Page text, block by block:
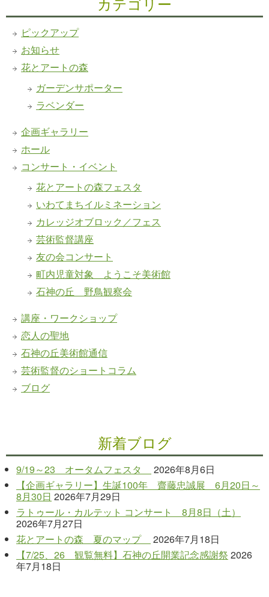
ピックアップ
お知らせ
花とアートの森
ガーデンサポーター
ラベンダー
企画ギャラリー
ホール
コンサート・イベント
花とアートの森フェスタ
いわてまちイルミネーション
カレッジオブロック／フェス
芸術監督講座
友の会コンサート
町内児童対象 ようこそ美術館
石神の丘 野鳥観察会
講座・ワークショップ
恋人の聖地
石神の丘美術館通信
芸術監督のショートコラム
ブログ
新着ブログ
9/19～23 オータムフェスタ
2026年8月6日
【企画ギャラリー】生誕100年 齋藤忠誠展 6月20日～
8月30日 2026年7月29日
ラトゥール・カルテット コンサート 8月8日（土）
2026年7月27日
花とアートの森 夏のマップ
2026年7月18日
【7/25、26 観覧無料】石神の丘開業記念感謝祭 2026
年7月18日